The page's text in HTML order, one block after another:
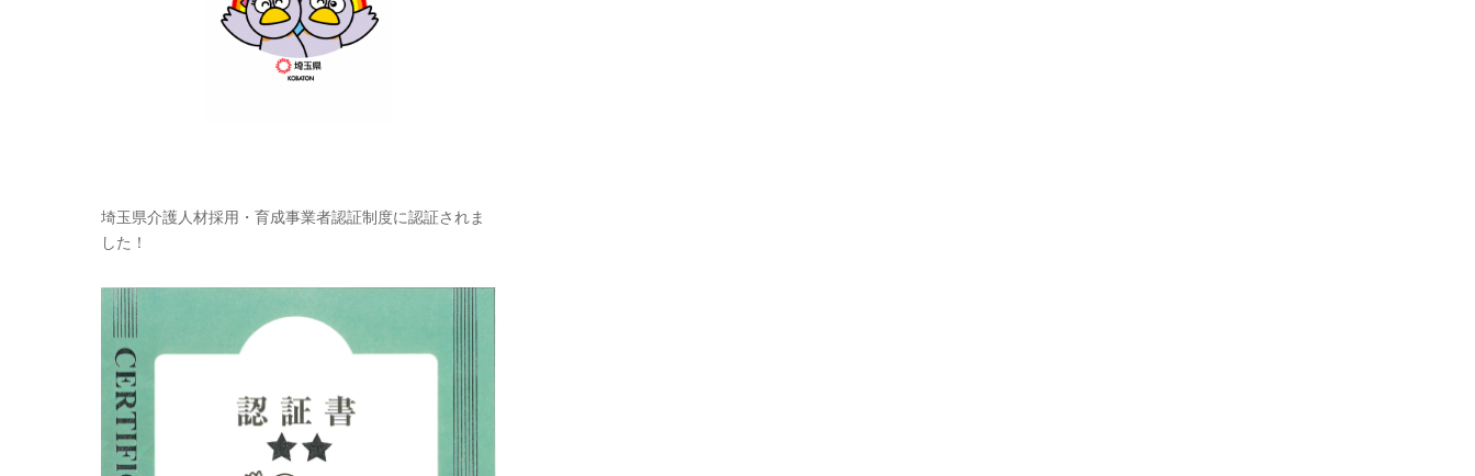
埼玉県介護人材採用・育成事業者認証制度に認証されま
した！